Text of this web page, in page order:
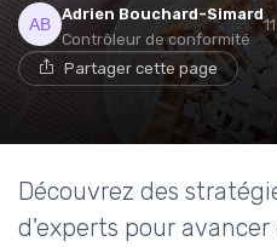
Adrien Bouchard-Simard
Contrôleur de conformité
Partager cette page
Découvrez des
d'experts pour avancer